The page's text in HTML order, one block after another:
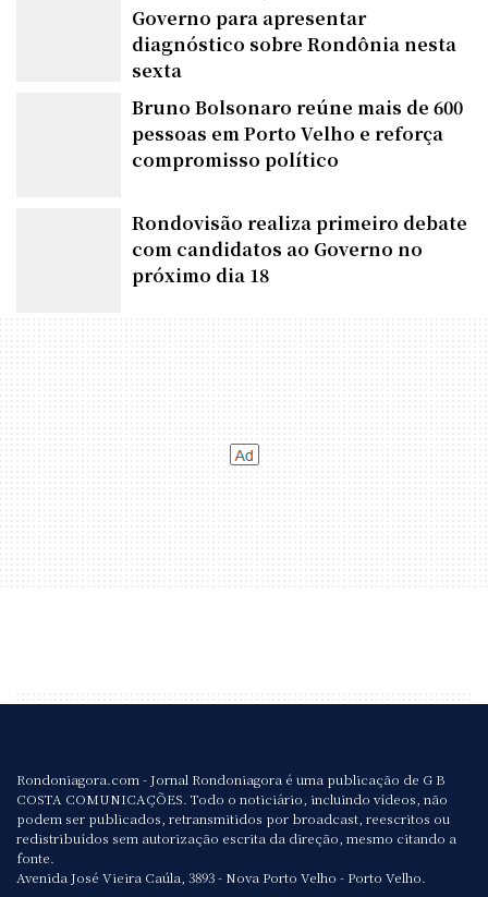
TCE reúne os 6 candidatos ao
Governo para apresentar
diagnóstico sobre Rondônia nesta
sexta
Bruno Bolsonaro reúne mais de 600
pessoas em Porto Velho e reforça
Rondovisão realiza primeiro debate
com candidatos ao Governo no
Rondoniagora.com - Jornal Rondoniagora é uma publicação de G B
COSTA COMUNICAÇÕES. Todo o noticiário, incluindo vídeos, não
podem ser publicados, retransmitidos por broadcast, reescritos ou
redistribuídos sem autorização escrita da direção, mesmo citando a
fonte.